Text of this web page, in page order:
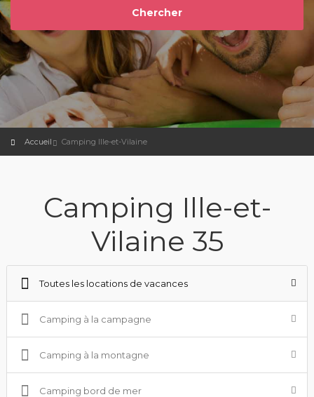
Accueil Camping Ille-et-Vilaine
Camping Ille-et-
Vilaine 35
Toutes les locations de vacances
Camping à la campagne
Camping à la montagne
Camping bord de mer